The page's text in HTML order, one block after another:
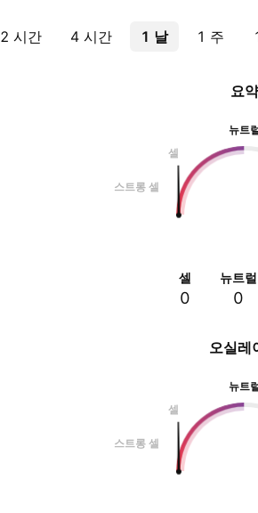
2 시간 4 시간 1 날 1 주
오실레
뉴트
셀
스트롱 셀
요약
뉴트
셀
스트롱 셀
셀
0
뉴트럴
0